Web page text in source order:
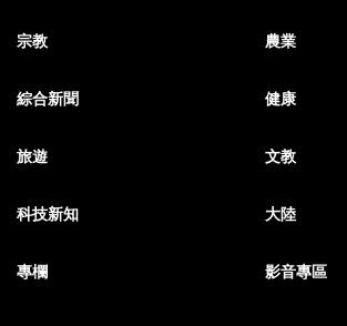
宗教 農業
綜合新聞 健康
旅遊 文教
科技新知 大陸
專欄 影音專區